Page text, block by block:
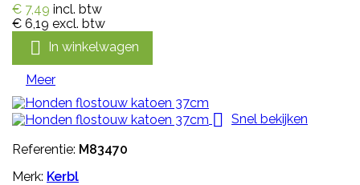
€ 7,49 incl. btw
€ 6,19 excl. btw
 In winkelwagen
Meer
 Snel bekijken
Referentie: M83470
Merk: Kerbl